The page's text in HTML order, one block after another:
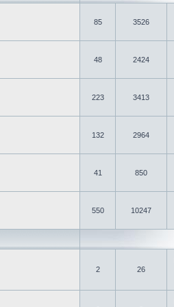
85 3526
48 2424
223 3413
132 2964
41 850
550 10247
2 26